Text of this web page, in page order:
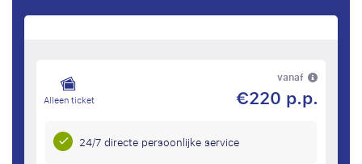
Alleen ticket
vanaf
€220 p.p.
24/7 directe persoonlijke service